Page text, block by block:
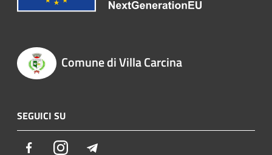
Comune di Villa Carcina
SEGUICI SU
FacebookInstagram